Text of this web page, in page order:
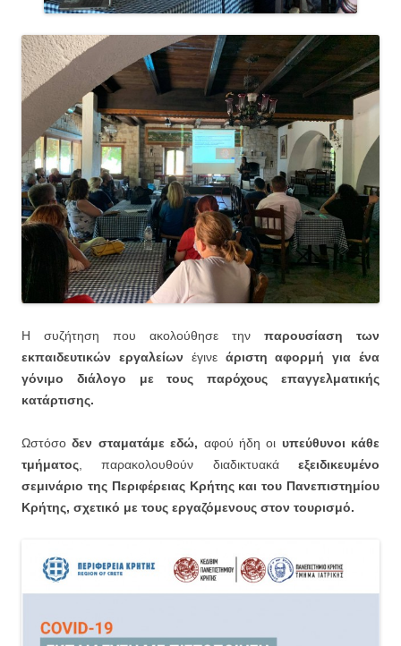
Η συζήτηση που ακολούθησε την παρουσίαση των
εκπαιδευτικών εργαλείων έγινε άριστη αφορμή για ένα
γόνιμο διάλογο με τους παρόχους επαγγελματικής
κατάρτισης.
Ωστόσοδεν σταματάμε εδώ, αφού ήδη οι υπεύθυνοι κάθε
τμήματος , παρακολουθούν διαδικτυακάεξειδικευμένο
σεμινάριο της Περιφέρειας Κρήτης και του Πανεπιστημίου
Κρήτης, σχετικό με τους εργαζόμενους στον τουρισμό.